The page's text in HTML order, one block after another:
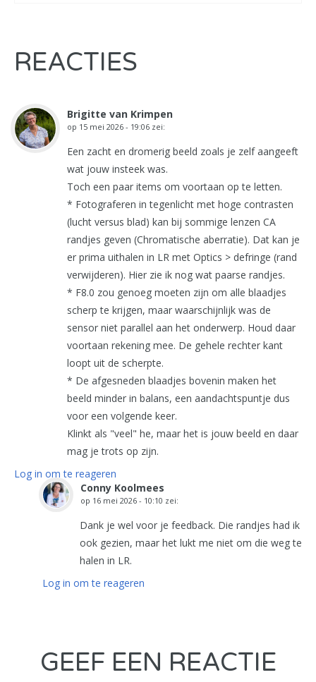
REACTIES
Brigitte van Krimpen
op 15 mei 2026 - 19:06 zei:
Een zacht en dromerig beeld zoals je zelf aangeeft
wat jouw insteek was.
Toch een paar items om voortaan op te letten.
* Fotograferen in tegenlicht met hoge contrasten
(lucht versus blad) kan bij sommige lenzen CA
randjes geven (Chromatische aberratie). Dat kan je
er prima uithalen in LR met Optics > defringe (rand
verwijderen). Hier zie ik nog wat paarse randjes.
* F8.0 zou genoeg moeten zijn om alle blaadjes
scherp te krijgen, maar waarschijnlijk was de
sensor niet parallel aan het onderwerp. Houd daar
voortaan rekening mee. De gehele rechter kant
loopt uit de scherpte.
* De afgesneden blaadjes bovenin maken het
beeld minder in balans, een aandachtspuntje dus
voor een volgende keer.
Klinkt als "veel" he, maar het is jouw beeld en daar
mag je trots op zijn.
Log in om te reageren
Conny Koolmees
op 16 mei 2026 - 10:10 zei:
Dank je wel voor je feedback. Die randjes had ik
ook gezien, maar het lukt me niet om die weg te
halen in LR.
Log in om te reageren
GEEF EEN REACTIE